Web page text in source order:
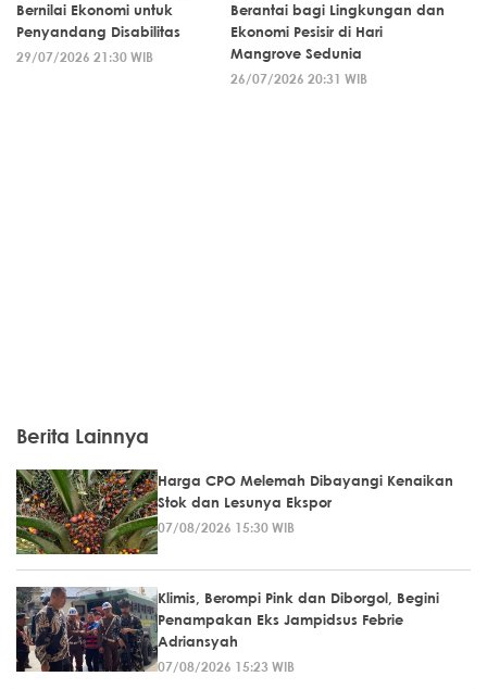
Bernilai Ekonomi untuk
Penyandang Disabilitas
29/07/2026 21:30 WIB
Berantai bagi Lingkungan dan
Ekonomi Pesisir di Hari
Mangrove Sedunia
26/07/2026 20:31 WIB
Berita Lainnya
Harga CPO Melemah Dibayangi Kenaikan
Stok dan Lesunya Ekspor
07/08/2026 15:30 WIB
Klimis, Berompi Pink dan Diborgol, Begini
Penampakan Eks Jampidsus Febrie
Adriansyah
07/08/2026 15:23 WIB